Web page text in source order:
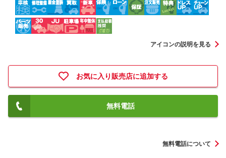
アイコンの説明を見る
お気に入り販売店に追加する
無料電話
無料電話について